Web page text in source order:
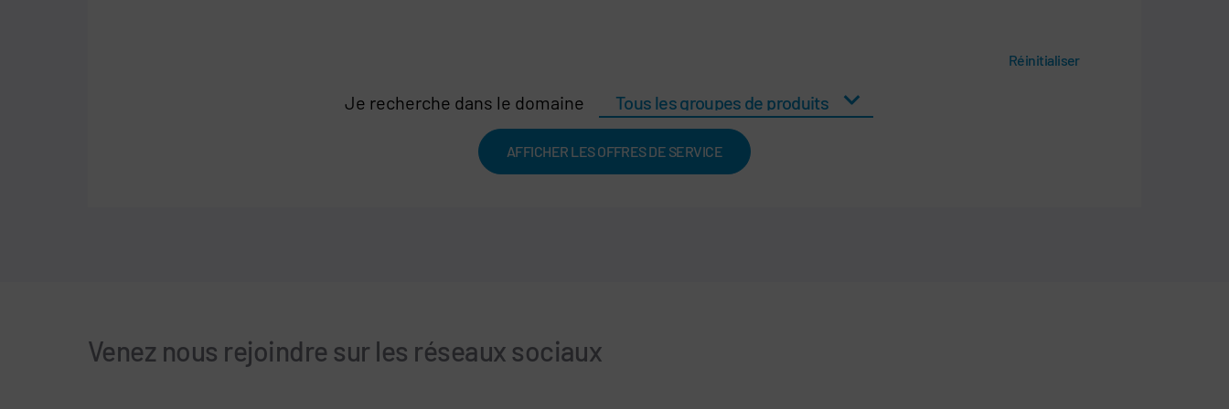
Réinitialiser
Je recherche dans le domaine
AFFICHER LES OFFRES DE SERVICE
Venez nous rejoindre sur les réseaux sociaux